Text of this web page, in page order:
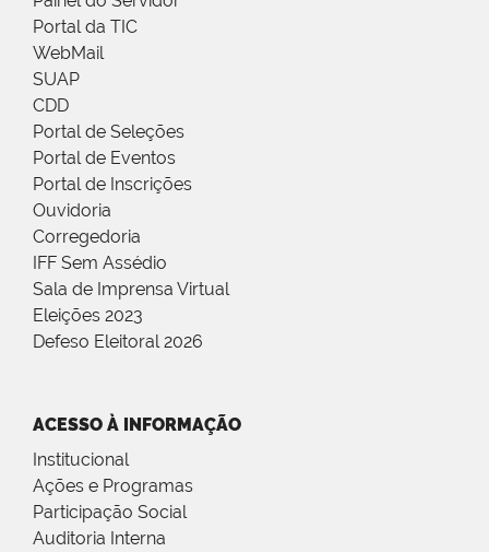
Portal da TIC
WebMail
SUAP
CDD
Portal de Seleções
Portal de Eventos
Portal de Inscrições
Ouvidoria
Corregedoria
IFF Sem Assédio
Sala de Imprensa Virtual
Eleições 2023
Defeso Eleitoral 2026
ACESSO À INFORMAÇÃO
Institucional
Ações e Programas
Participação Social
Auditoria Interna